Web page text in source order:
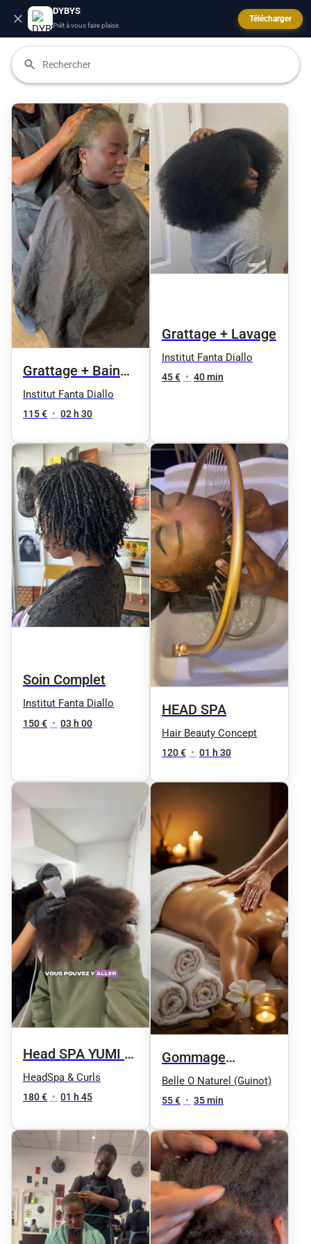
DYBYS
Prêt à vous faire plaisir.
Télécharger
Grattage + Bain
d’huiles + lavage +
massage
Institut Fanta Diallo
115 € • 02 h 30
Grattage + Lavage
Institut Fanta Diallo
45 € • 40 min
Soin Complet
Institut Fanta Diallo
150 € • 03 h 00
HEAD SPA
Hair Beauty Concept
120 € • 01 h 30
Head SPA YUMI 由
美子 SIGNATURE
2.0 Luxury
HeadSpa & Curls
180 € • 01 h 45
Gommage
Douceur Relaxant
aux 4 Huiles
Belle O Naturel (Guinot)
55 € • 35 min